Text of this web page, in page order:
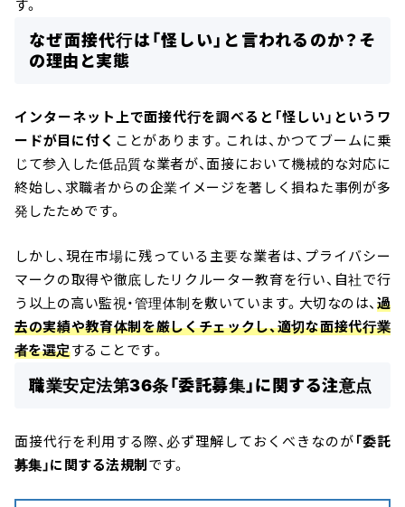
す。
なぜ面接代行は「怪しい」と言われるのか？そ
の理由と実態
インターネット上で面接代行を調べると「怪しい」というワ
ードが目に付く ことがあります。これは、かつてブームに乗
じて参入した低品質な業者が、面接において機械的な対応に
終始し、求職者からの企業イメージを著しく損ねた事例が多
発したためです。
しかし、現在市場に残っている主要な業者は、プライバシー
マークの取得や徹底したリクルーター教育を行い、自社で行
う以上の高い監視・管理体制を敷いています。大切なのは、 過
去の実績や教育体制を厳しくチェックし、適切な面接代行業
者を選定することです。
職業安定法第36条「委託募集」に関する注意点
面接代行を利用する際、必ず理解しておくべきなのが 「委託
募集」に関する法規制 です。